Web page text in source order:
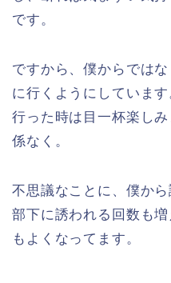
です。
ですから、僕からでは
に行くようにしています
行った時は目一杯楽し
係なく。
不思議なことに、僕か
部下に誘われる回数も
もよくなってます。